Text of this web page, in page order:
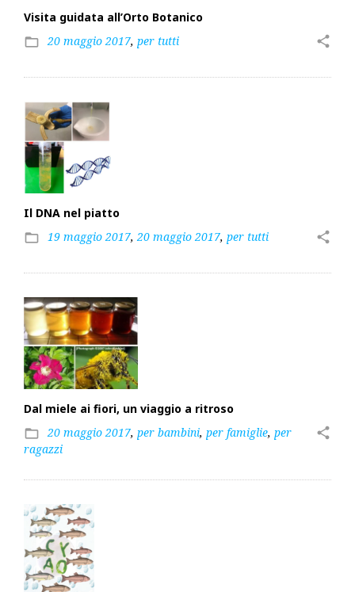
Visita guidata all’Orto Botanico
folder_open 20 maggio 2017, per tutti share
Il DNA nel piatto
folder_open 19 maggio 2017, 20 maggio 2017, per tutti share
Dal miele ai fiori, un viaggio a ritroso
folder_open 20 maggio 2017, per bambini, per famiglie, per
ragazzi
share